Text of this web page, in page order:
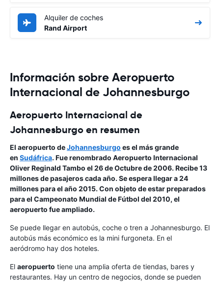
Alquiler de coches
Rand Airport
Información sobre Aeropuerto
Internacional de Johannesburgo
Aeropuerto Internacional de
Johannesburgo en resumen
El aeropuerto deJohannesburgo es el más grande
en Sudáfrica. Fue renombrado Aeropuerto Internacional
Oliver Reginald Tambo el 26 de Octubre de 2006. Recibe 13
millones de pasajeros cada año. Se espera llegar a 24
millones para el año 2015. Con objeto de estar preparados
para el Campeonato Mundial de Fútbol del 2010, el
aeropuerto fue ampliado.
Se puede llegar en autobús, coche o tren a Johannesburgo. El
autobús más económico es la mini furgoneta. En el
aeródromo hay dos hoteles.
El aeropuerto tiene una amplia oferta de tiendas, bares y
restaurantes. Hay un centro de negocios, donde se pueden